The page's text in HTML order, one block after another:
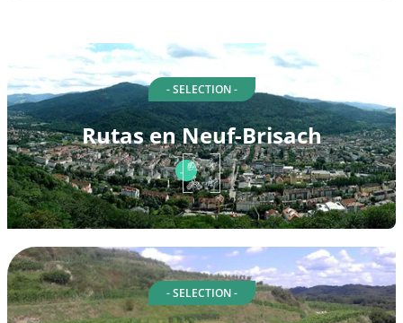
- SELECTION -
Rutas en Neuf-Brisach
- SELECTION -